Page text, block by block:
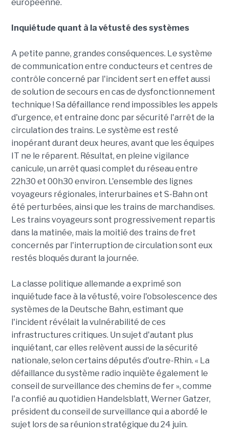
européenne.
Inquiétude quant à la vétusté des systèmes
A petite panne, grandes conséquences. Le système
de communication entre conducteurs et centres de
contrôle concerné par l'incident sert en effet aussi
de solution de secours en cas de dysfonctionnement
technique ! Sa défaillance rend impossibles les appels
d'urgence, et entraine donc par sécurité l'arrêt de la
circulation des trains. Le système est resté
inopérant durant deux heures, avant que les équipes
IT ne le réparent. Résultat, en pleine vigilance
canicule, un arrêt quasi complet du réseau entre
22h30 et 00h30 environ. L'ensemble des lignes
voyageurs régionales, interurbaines et S-Bahn ont
été perturbées, ainsi que les trains de marchandises.
Les trains voyageurs sont progressivement repartis
dans la matinée, mais la moitié des trains de fret
concernés par l'interruption de circulation sont eux
restés bloqués durant la journée.
La classe politique allemande a exprimé son
inquiétude face à la vétusté, voire l'obsolescence des
systèmes de la Deutsche Bahn, estimant que
l'incident révélait la vulnérabilité de ces
infrastructures critiques. Un sujet d'autant plus
inquiétant, car elles relèvent aussi de la sécurité
nationale, selon certains députés d'outre-Rhin. « La
défaillance du système radio inquiète également le
conseil de surveillance des chemins de fer », comme
l'a confié au quotidien Handelsblatt, Werner Gatzer,
président du conseil de surveillance qui a abordé le
sujet lors de sa réunion stratégique du 24 juin.